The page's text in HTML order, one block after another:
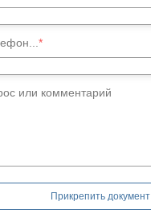
или комментарий
Прикрепить документ